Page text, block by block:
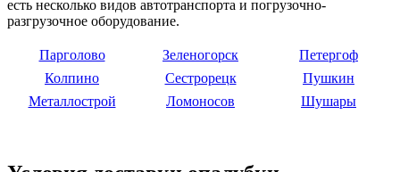
есть несколько видов автотранспорта и погрузочно-
разгрузочное оборудование.
Парголово Зеленогорск
Петергоф
Колпино
Сестрорецк
Пушкин
Металлострой
Ломоносов Шушары